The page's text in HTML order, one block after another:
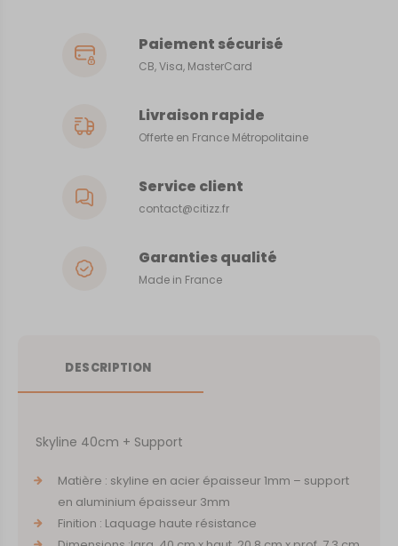
Paiement sécurisé
CB, Visa, MasterCard
Livraison rapide
Offerte en France Métropolitaine
Service client
contact@citizz.fr
Garanties qualité
Made in France
DESCRIPTION
Skyline 40cm + Support
Matière : skyline en acier épaisseur 1mm – support
en aluminium épaisseur 3mm
Finition : Laquage haute résistance